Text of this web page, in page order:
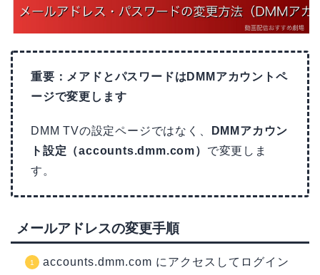
重要：メアドとパスワードはDMMアカウントペ
ージで変更します
DMM TVの設定ページではなく、
DMMアカウン
ト設定（accounts.dmm.com） で変更しま
す。
メールアドレスの変更手順
accounts.dmm.com にアクセスしてログイン